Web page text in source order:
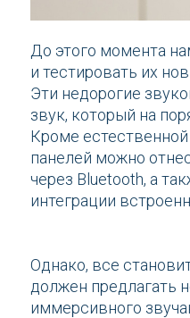
До этого момента
и тестировать их
Эти недорогие
звук, который на
Кроме
панелей можно
через Bluetooth, а
интеграции
Однако, все
должен предлагать
иммерсивного